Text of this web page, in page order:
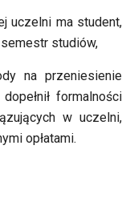
uczelni ma student,
studiów,
na przeniesienie
formalności
w uczelni,
opłatami.